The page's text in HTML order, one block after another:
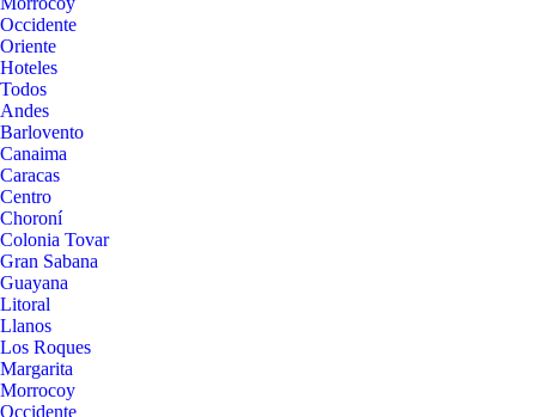
Occidente
Oriente
Hoteles
Todos
Andes
Barlovento
Canaima
Caracas
Centro
Choroní
Colonia Tovar
Gran Sabana
Guayana
Litoral
Llanos
Los Roques
Margarita
Morrocoy
Occidente